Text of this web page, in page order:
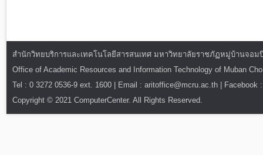
สำนักวิทยบริการและเทคโนโลยีสารสนเทศ มหาวิทยาลัยราชภัฏหมู่บ้านจอ
Office of Academic Resources and Information Technology of Muban
Tel : 0 3272 0536-9 ext. 1600 | Email : aritoffice@mcru.ac.th | Facebook
Copyright © 2021 ComputerCenter. All Rights Reserved.